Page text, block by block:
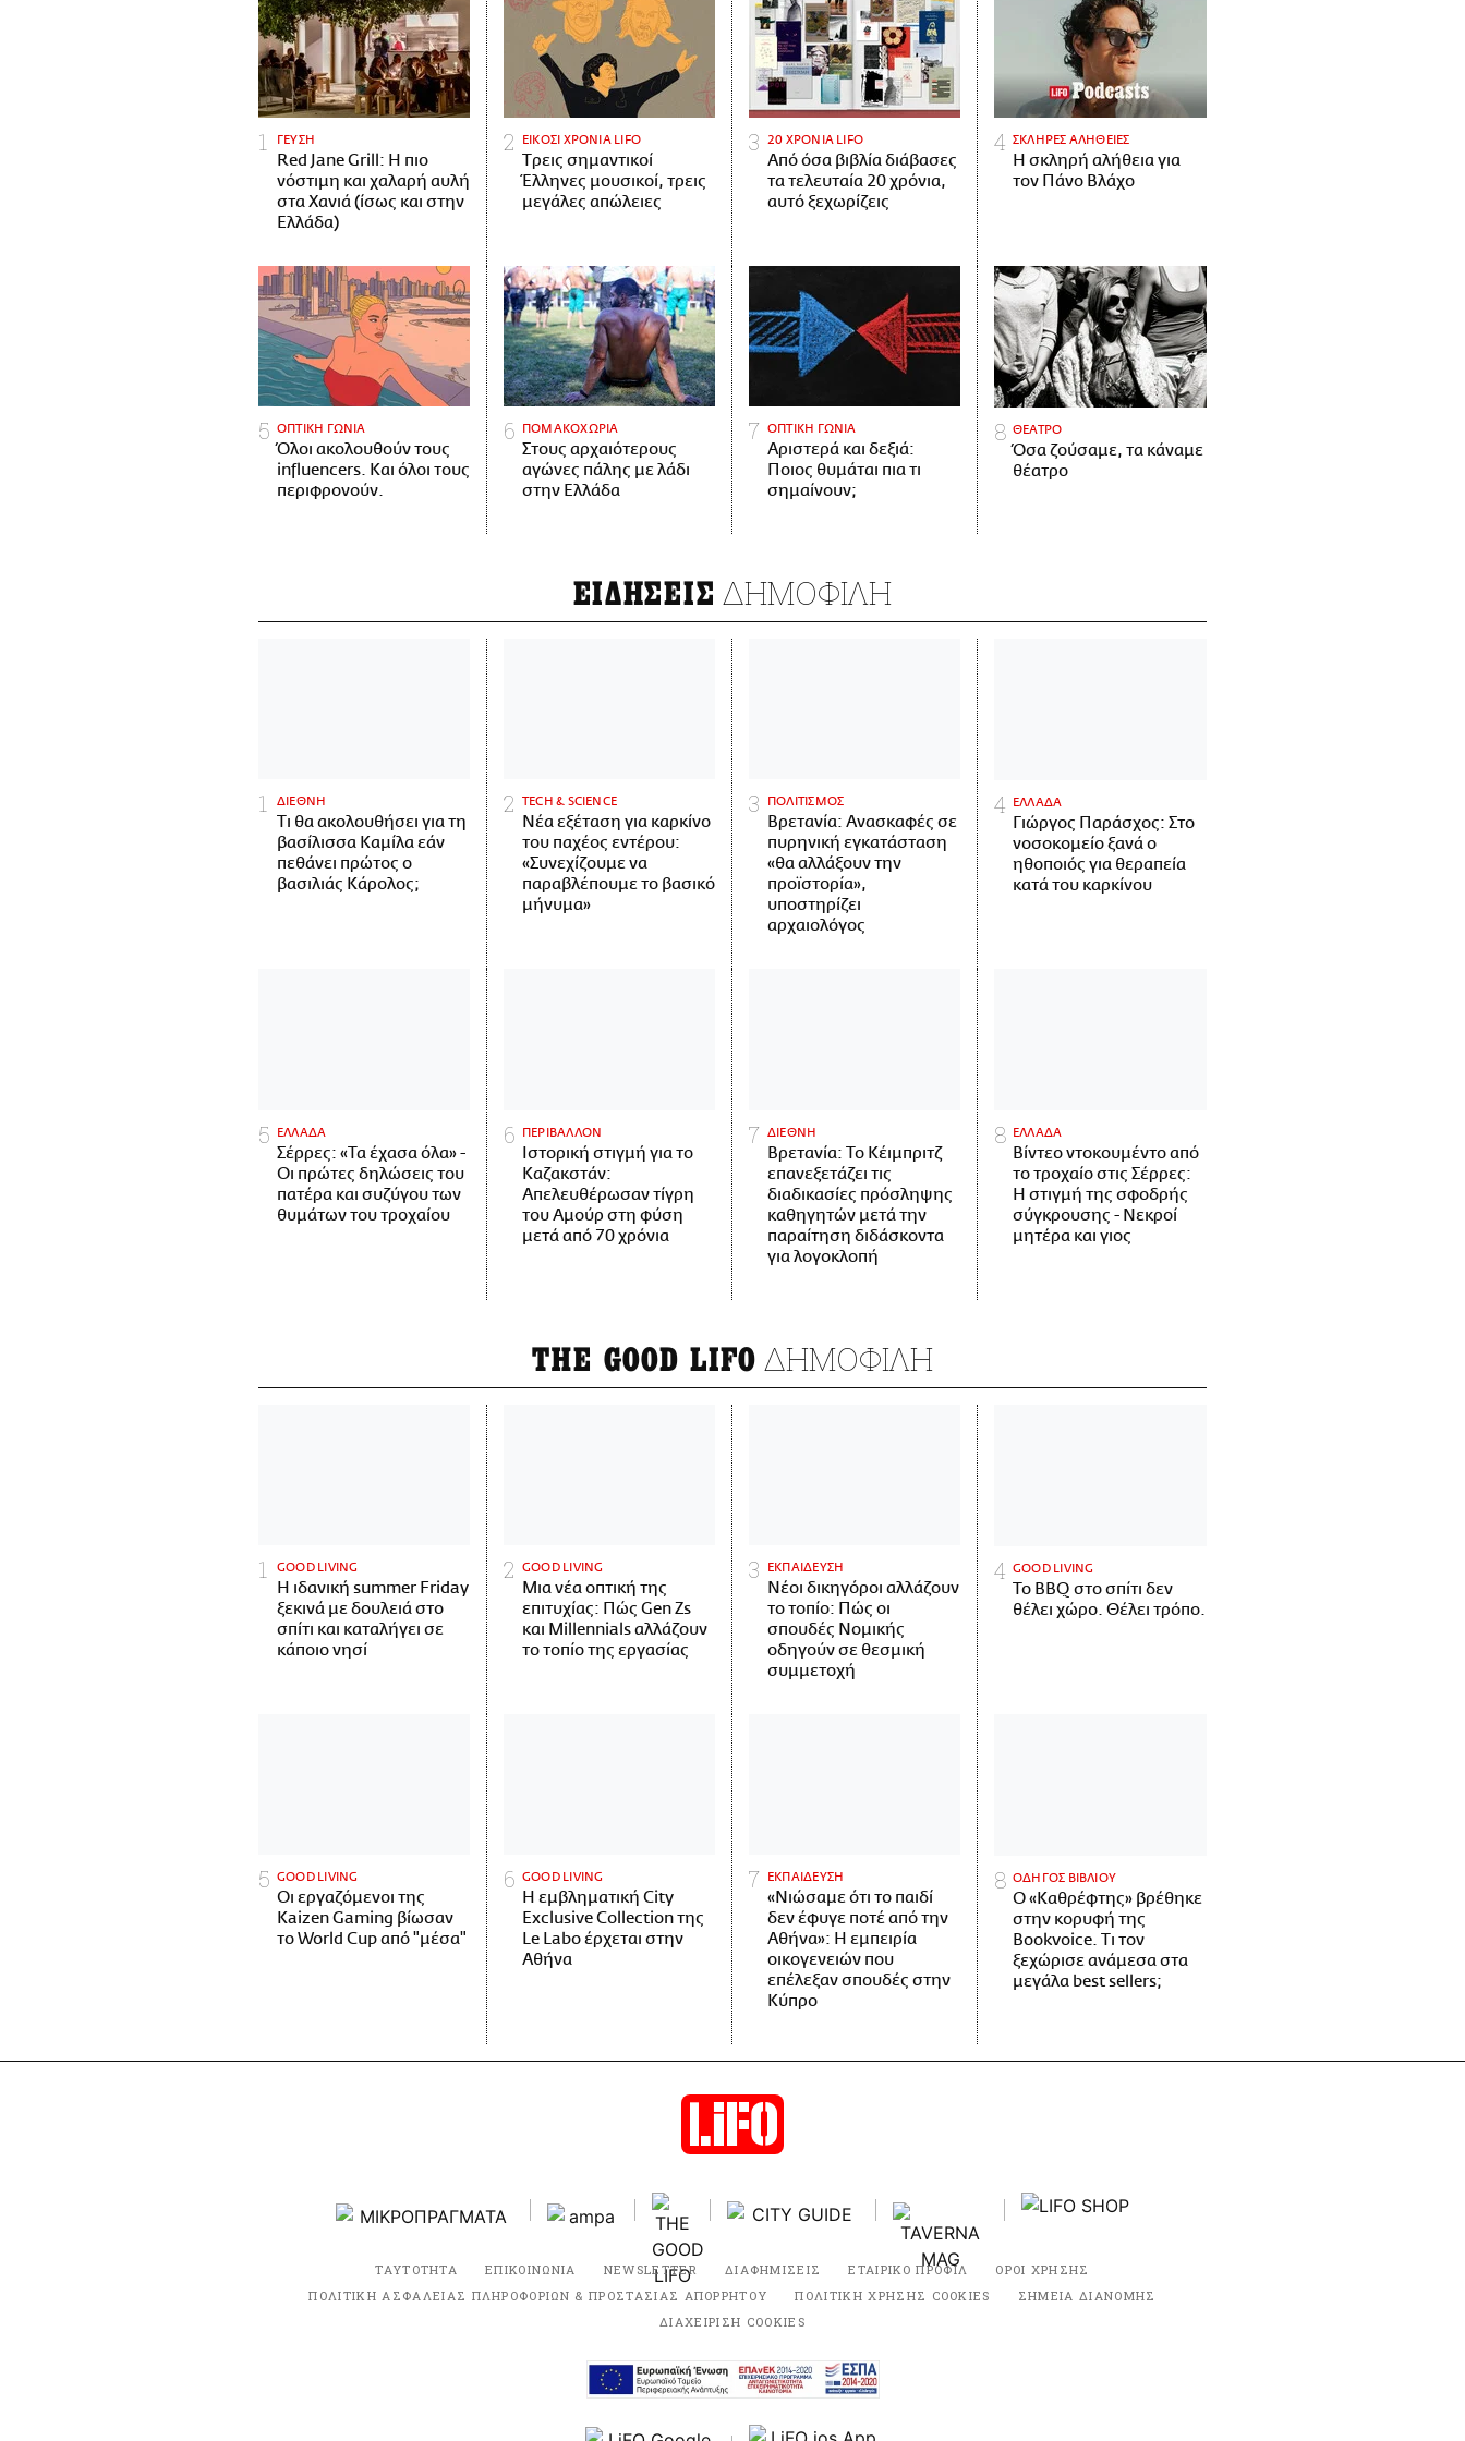
ΓΕΥΣΗ
Red Jane Grill: Η πιο
νόστιμη και χαλαρή αυλή
στα Χανιά (ίσως και στην
Ελλάδα)
ΕΙΚΟΣΙ ΧΡΟΝΙΑ LIFO
Tρεις σημαντικοί
Έλληνες μουσικοί, τρεις
μεγάλες απώλειες
20 ΧΡΟΝΙΑ LIFO
Από όσα βιβλία διάβασες
τα τελευταία 20 χρόνια,
αυτό ξεχωρίζεις
ΣΚΛΗΡΕΣ ΑΛΗΘΕΙΕΣ
H σκληρή αλήθεια για
τον Πάνο Βλάχο
ΟΠΤΙΚΗ ΓΩΝΙΑ
Όλοι ακολουθούν τους
influencers. Και όλοι τους
περιφρονούν.
ΠΟΜΑΚΟΧΩΡΙΑ
Στους αρχαιότερους
αγώνες πάλης με λάδι
στην Ελλάδα
ΟΠΤΙΚΗ ΓΩΝΙΑ
Αριστερά και δεξιά:
Ποιος θυμάται πια τι
σημαίνουν;
ΘΕΑΤΡΟ
Όσα ζούσαμε, τα κάναμε
θέατρο
ΕΙΔΗΣΕΙΣ ΔΗΜΟΦΙΛΗ
ΔΙΕΘΝΗ
Τι θα ακολουθήσει για τη
βασίλισσα Καμίλα εάν
πεθάνει πρώτος ο
βασιλιάς Κάρολος;
ΤECH & SCIENCE
Νέα εξέταση για καρκίνο
του παχέος εντέρου:
«Συνεχίζουμε να
παραβλέπουμε το βασικό
μήνυμα»
ΠΟΛΙΤΙΣΜΟΣ
Βρετανία: Ανασκαφές σε
πυρηνική εγκατάσταση
«θα αλλάξουν την
προϊστορία»,
υποστηρίζει
αρχαιολόγος
ΕΛΛΑΔΑ
Γιώργος Παράσχος: Στο
νοσοκομείο ξανά ο
ηθοποιός για θεραπεία
κατά του καρκίνου
ΕΛΛΑΔΑ
Σέρρες: «Τα έχασα όλα» -
Οι πρώτες δηλώσεις του
πατέρα και συζύγου των
θυμάτων του τροχαίου
ΠΕΡΙΒΑΛΛΟΝ
Ιστορική στιγμή για το
Καζακστάν:
Απελευθέρωσαν τίγρη
του Αμούρ στη φύση
μετά από 70 χρόνια
ΔΙΕΘΝΗ
Βρετανία: Το Κέιμπριτζ
επανεξετάζει τις
διαδικασίες πρόσληψης
καθηγητών μετά την
παραίτηση διδάσκοντα
για λογοκλοπή
ΕΛΛΑΔΑ
Βίντεο ντοκουμέντο από
το τροχαίο στις Σέρρες:
Η στιγμή της σφοδρής
σύγκρουσης - Νεκροί
μητέρα και γιος
THE GOOD LIFO ΔΗΜΟΦΙΛΗ
GOOD LIVING
Η ιδανική summer Friday
ξεκινά με δουλειά στο
σπίτι και καταλήγει σε
κάποιο νησί
GOOD LIVING
Μια νέα οπτική της
επιτυχίας: Πώς Gen Zs
και Millennials αλλάζουν
το τοπίο της εργασίας
ΕΚΠΑΙΔΕΥΣΗ
Νέοι δικηγόροι αλλάζουν
το τοπίο: Πώς οι
σπουδές Νομικής
οδηγούν σε θεσμική
συμμετοχή
GOOD LIVING
Το BBQ στο σπίτι δεν
θέλει χώρο. Θέλει τρόπο.
GOOD LIVING
Οι εργαζόμενοι της
Kaizen Gaming βίωσαν
το World Cup από "μέσα"
GOOD LIVING
Η εμβληματική City
Exclusive Collection της
Le Labo έρχεται στην
Αθήνα
ΕΚΠΑΙΔΕΥΣΗ
«Νιώσαμε ότι το παιδί
δεν έφυγε ποτέ από την
Αθήνα»: Η εμπειρία
οικογενειών που
επέλεξαν σπουδές στην
Κύπρο
ΟΔΗΓΟΣ ΒΙΒΛΙΟΥ
Ο «Καθρέφτης» βρέθηκε
στην κορυφή της
Bookvoice. Τι τον
ξεχώρισε ανάμεσα στα
μεγάλα best sellers;
ΤΑΥΤΟΤΗΤΑ ΕΠΙΚΟΙΝΩΝΙΑ NEWSLETTER ΔΙΑΦΗΜΙΣΕΙΣ ΕΤΑΙΡΙΚΟ ΠΡΟΦΙΛ
ΟΡΟΙ ΧΡΗΣΗΣ
ΠΟΛΙΤΙΚΗ ΑΣΦΑΛΕΙΑΣ ΠΛΗΡΟΦΟΡΙΩΝ & ΠΡΟΣΤΑΣΙΑΣ ΑΠΟΡΡΗΤΟΥ
ΠΟΛΙΤΙΚΗ ΧΡΗΣΗΣ COOKIES
ΣΗΜΕΙΑ ΔΙΑΝΟΜΗΣ
ΔΙΑΧΕΙΡΙΣΗ COOKIES